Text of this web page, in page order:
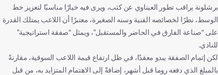
برشلونة يراقب تطور العيناوي عن كثب، ويرى فيه خيارًا مناسبًا لتعزيز خط
الوسط، نظرًا لخصائصه الفنية وسنه الصغيرة، معتبرًا أن اللاعب يمتلك القدرة
على “صناعة الفارق في الحاضر والمستقبل”، ويمثل “صفقة استراتيجية”
للنادي.
لكن إتمام الصفقة يبدو معقدًا، في ظل ارتفاع قيمة اللاعب السوقية، مقارنةً
بالمبلغ الذي دفعه روما قبل أشهر، إضافةً إلى الاهتمام المتزايد به، من قبل